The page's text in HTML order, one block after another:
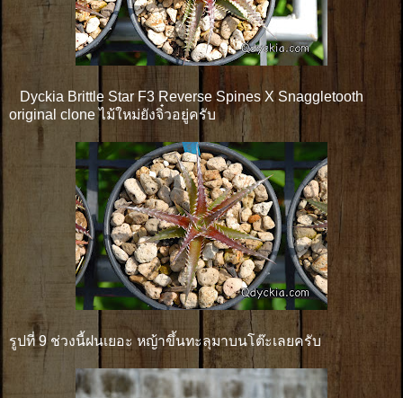
Dyckia Brittle Star F3 Reverse Spines X Snaggletooth
original clone ไม้ใหม่ยังจิ๋วอยู่ครับ
รูปที่ 9 ช่วงนี้ฝนเยอะ หญ้าขึ้นทะลุมาบนโต๊ะเลยครับ